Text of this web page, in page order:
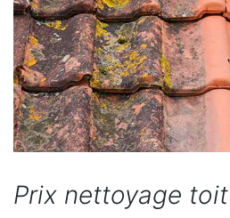
Prix nettoyage